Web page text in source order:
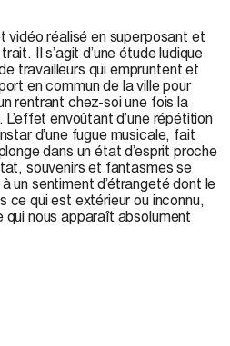
vidéo réalisé en superposant et
Il s’agit d’une étude ludique
travailleurs qui empruntent et
en commun de la ville pour
rentrant chez-soi une fois la
envoûtant d’une répétition
d’une fugue musicale, fait
dans un état d’esprit proche
souvenirs et fantasmes se
un sentiment d’étrangeté dont le
ce qui est extérieur ou inconnu,
nous apparaît absolument